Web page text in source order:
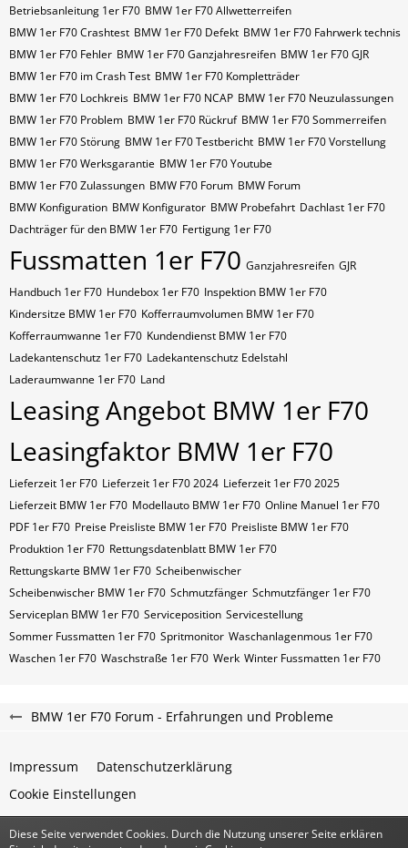
Betriebsanleitung 1er F70 BMW 1er F70 Allwetterreifen
BMW 1er F70 Crashtest BMW 1er F70 Defekt BMW 1er F70 Fahrwerk technis
BMW 1er F70 Fehler BMW 1er F70 Ganzjahresreifen BMW 1er F70 GJR
BMW 1er F70 im Crash Test BMW 1er F70 Kompletträder
BMW 1er F70 Lochkreis BMW 1er F70 NCAP BMW 1er F70 Neuzulassungen
BMW 1er F70 Problem BMW 1er F70 Rückruf BMW 1er F70 Sommerreifen
BMW 1er F70 Störung BMW 1er F70 Testbericht BMW 1er F70 Vorstellung
BMW 1er F70 Werksgarantie BMW 1er F70 Youtube
BMW 1er F70 Zulassungen BMW F70 Forum BMW Forum
BMW Konfiguration BMW Konfigurator BMW Probefahrt Dachlast 1er F70
Dachträger für den BMW 1er F70 Fertigung 1er F70
Fussmatten 1er F70 Ganzjahresreifen GJR
Handbuch 1er F70 Hundebox 1er F70 Inspektion BMW 1er F70
Kindersitze BMW 1er F70 Kofferraumvolumen BMW 1er F70
Kofferraumwanne 1er F70 Kundendienst BMW 1er F70
Ladekantenschutz 1er F70 Ladekantenschutz Edelstahl
Laderaumwanne 1er F70 Land
Leasing Angebot BMW 1er F70
Leasingfaktor BMW 1er F70
Lieferzeit 1er F70 Lieferzeit 1er F70 2024 Lieferzeit 1er F70 2025
Lieferzeit BMW 1er F70 Modellauto BMW 1er F70 Online Manuel 1er F70
PDF 1er F70 Preise Preisliste BMW 1er F70 Preisliste BMW 1er F70
Produktion 1er F70 Rettungsdatenblatt BMW 1er F70
Rettungskarte BMW 1er F70 Scheibenwischer
Scheibenwischer BMW​ 1er F70 Schmutzfänger Schmutzfänger 1er F70
Serviceplan BMW 1er F70 Serviceposition Servicestellung
Sommer Fussmatten 1er F70 Spritmonitor Waschanlagenmous 1er F70
Waschen 1er F70 Waschstraße 1er F70 Werk Winter Fussmatten 1er F70
BMW 1er F70 Forum - Erfahrungen und Probleme
Impressum
Datenschutzerklärung
Cookie Einstellungen
Diese Seite verwendet Cookies. Durch die Nutzung unserer Seite erklären